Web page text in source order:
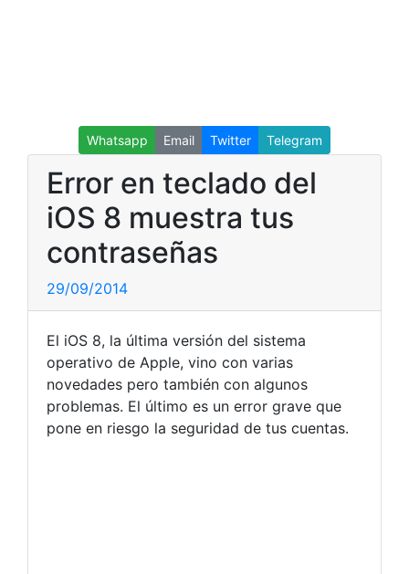
Whatsapp Email Twitter Telegram
Error en teclado del
iOS 8 muestra tus
contraseñas
29/09/2014
El iOS 8, la última versión del sistema
operativo de Apple, vino con varias
novedades pero también con algunos
problemas. El último es un error grave que
pone en riesgo la seguridad de tus cuentas.